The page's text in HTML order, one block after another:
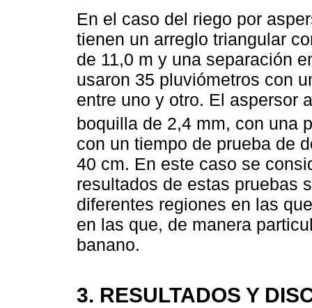
En el caso del riego por
tienen un arreglo triangular
de 11,0 m y una separación
usaron 35 pluviómetros con
entre uno y otro. El aspersor
boquilla de 2,4 mm, con una
con un tiempo de prueba de
40 cm. En este caso se
resultados de estas pruebas
diferentes regiones en las
en las que, de manera
banano.
3. RESULTADOS Y